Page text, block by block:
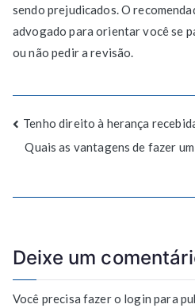
sendo prejudicados. O
advogado para orientar você se
ou não pedir a revisão.
Tenho direito à herança
Quais as vantagens de fazer
Deixe um
Você precisa fazer o login para